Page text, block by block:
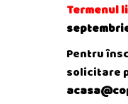
Termenul
Pentru
solicitare